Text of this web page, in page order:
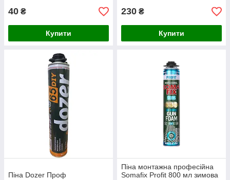
40 ₴
Купити
230 ₴
Купити
Піна Dozer Проф
Піна монтажна професійна
Somafix Profit 800 мл зимова